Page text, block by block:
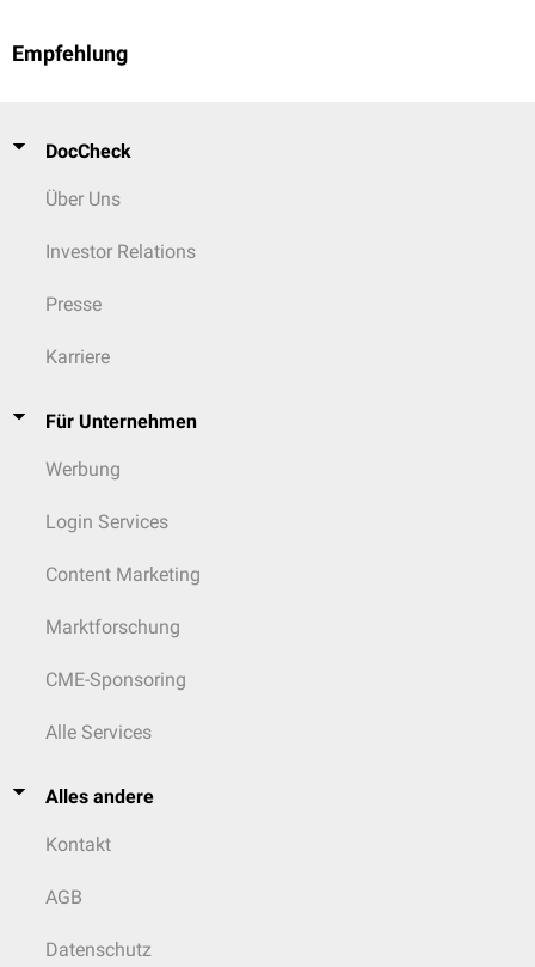
Empfehlung
DocCheck
Über Uns
Investor Relations
Presse
Karriere
Für Unternehmen
Werbung
Login Services
Content Marketing
Marktforschung
CME-Sponsoring
Alle Services
Alles andere
Kontakt
AGB
Datenschutz